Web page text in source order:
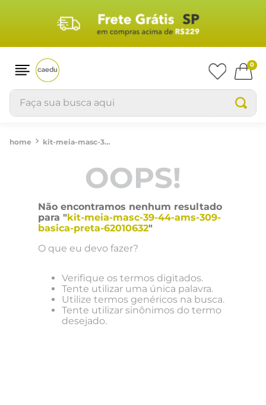
0
Faça sua busca aqui
kit-meia-masc-39-44-ams-309-basica-preta-62010632
OOPS!
Não encontramos nenhum resultado
para "kit-meia-masc-39-44-ams-309-
basica-preta-62010632"
O que eu devo fazer?
Verifique os termos digitados.
Tente utilizar uma única palavra.
Utilize termos genéricos na busca.
Tente utilizar sinônimos do termo
desejado.